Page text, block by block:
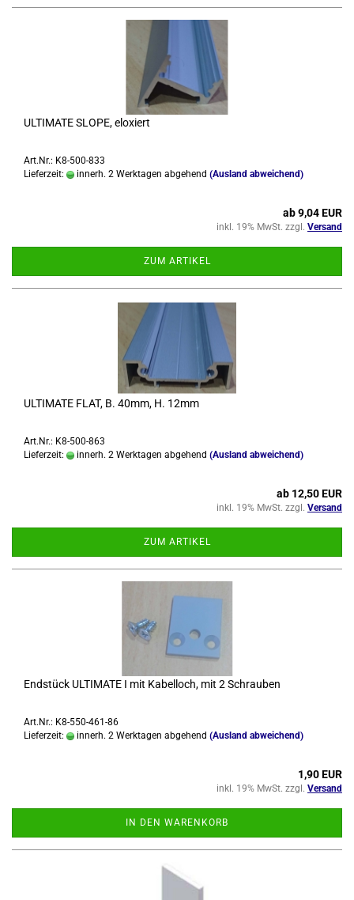
UL­TI­MA­TE SLOPE, elo­xiert
Art.Nr.: K8-500-833
Lieferzeit:
innerh. 2 Werktagen abgehend (Ausland abweichend)
ab 9,04 EUR
inkl. 19% MwSt. zzgl. Versand
ZUM ARTIKEL
UL­TI­MA­TE FLAT, B. 40mm, H. 12mm
Art.Nr.: K8-500-863
Lieferzeit:
innerh. 2 Werktagen abgehend (Ausland abweichend)
ab 12,50 EUR
inkl. 19% MwSt. zzgl. Versand
ZUM ARTIKEL
End­stück UL­TI­MA­TE I mit Ka­bel­loch, mit 2 Schrau­ben
Art.Nr.: K8-550-461-86
Lieferzeit:
innerh. 2 Werktagen abgehend (Ausland abweichend)
1,90 EUR
inkl. 19% MwSt. zzgl. Versand
IN DEN WARENKORB